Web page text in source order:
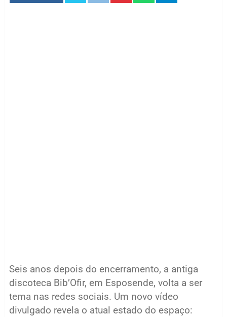
Seis anos depois do encerramento, a antiga
discoteca Bib’Ofir, em Esposende, volta a ser
tema nas redes sociais. Um novo vídeo
divulgado revela o atual estado do espaço: